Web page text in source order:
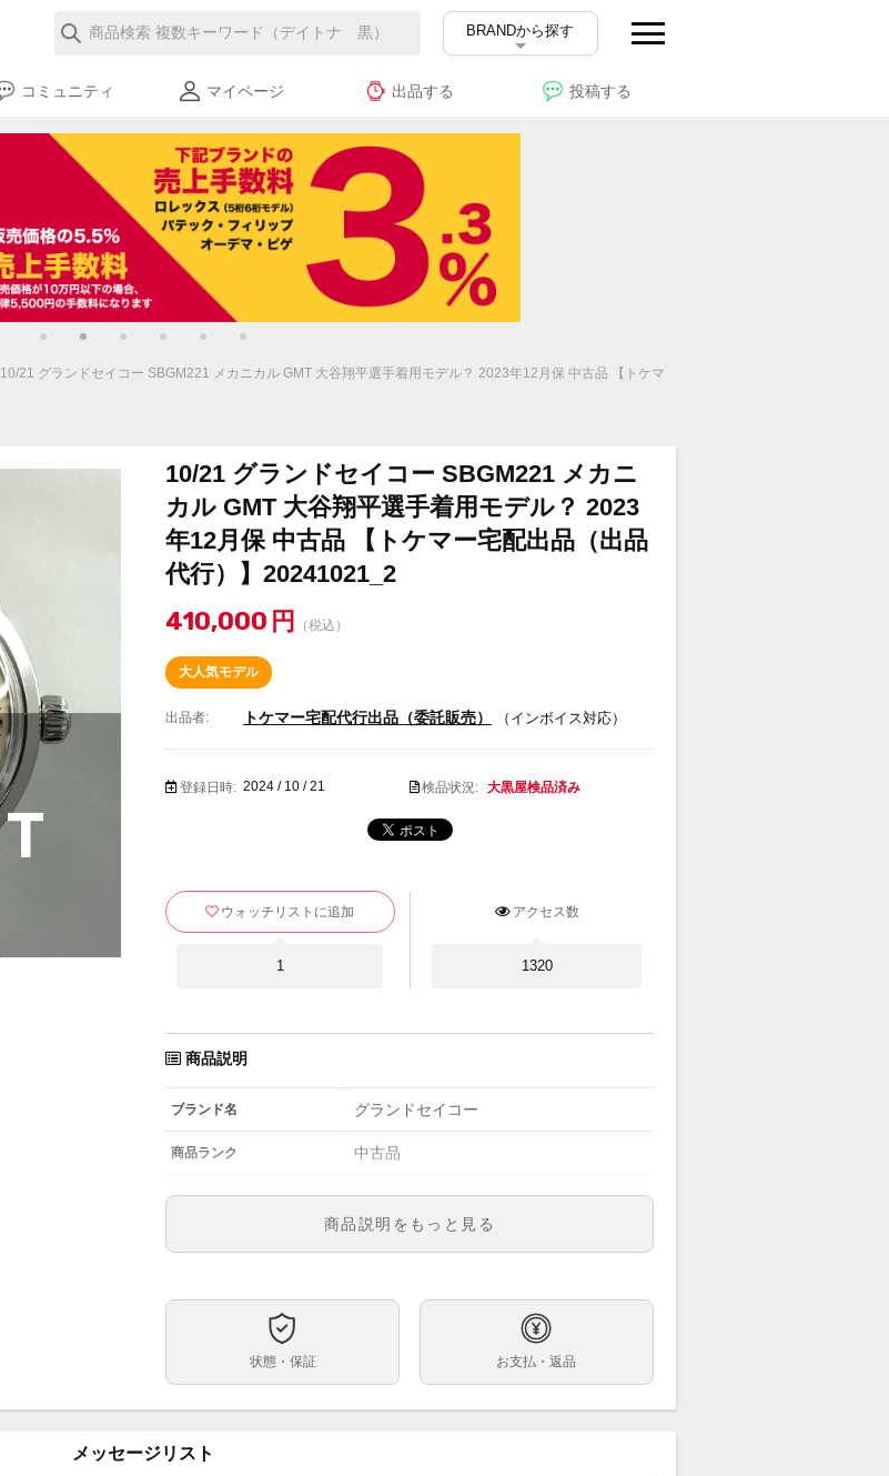
BRANDから探す
コミュニティ マイページ 出品する 投稿する
10/21 グランドセイコー SBGM221 メカニカル GMT 大谷翔平選手着用モデル？ 2023年12月保 中古品 【トケマ
10/21 グランドセイコー SBGM221 メカニ
カル GMT 大谷翔平選手着用モデル？ 2023
年12月保 中古品 【トケマー宅配出品（出品
代行）】20241021_2
410,000 円 （税込）
大人気モデル
出品者: トケマー宅配代行出品（委託販売） （インボイス対応）
登録日時: 2024 / 10 / 21 検品状況: 大黒屋検品済み
アクセス数
1320
ウォッチリストに追加
1
商品説明
ブランド名 グランドセイコー
商品ランク 中古品
参考定価 671,000円
ムーブメント
ケースサイズ 39.5mm
ベルト内周
商品説明をもっと見る
状態・保証 お支払・返品
メッセージリスト